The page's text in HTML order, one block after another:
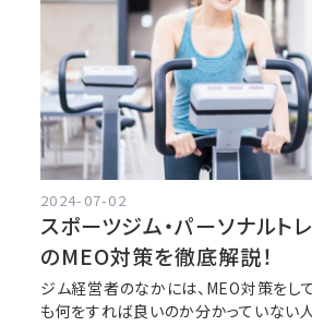
2024-07-02
スポーツジム・パーソナルト
のMEO対策を徹底解説！
ジム経営者のなかには、MEO対策をし
も何をすれば良いのか分かっていない